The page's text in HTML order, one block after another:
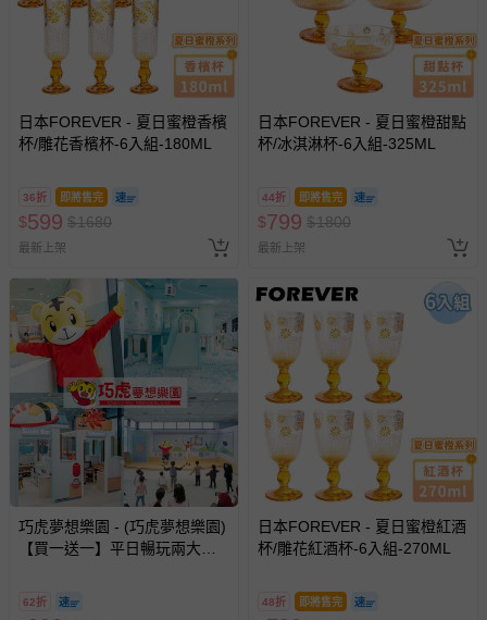
日本FOREVER - 夏日蜜橙香檳
杯/雕花香檳杯-6入組-180ML
36折 即將售完
$599 $1680
最新上架
日本FOREVER - 夏日蜜橙甜點
杯/冰淇淋杯-6入組-325ML
44折 即將售完
$799 $1800
最新上架
巧虎夢想樂園 - (巧虎夢想樂園)
【買一送一】平日暢玩兩大一
62折
日本FOREVER - 夏日蜜橙紅酒
杯/雕花紅酒杯-6入組-270ML
48折 即將售完